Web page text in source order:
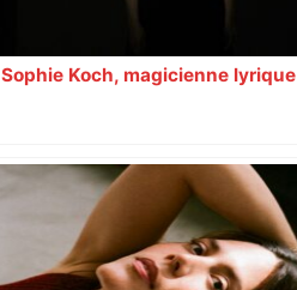
Sophie Koch, magicienne lyrique